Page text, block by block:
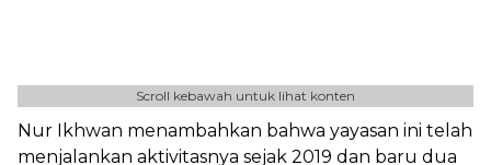
Scroll kebawah untuk lihat konten
Nur Ikhwan menambahkan bahwa yayasan ini telah
menjalankan aktivitasnya sejak 2019 dan baru dua